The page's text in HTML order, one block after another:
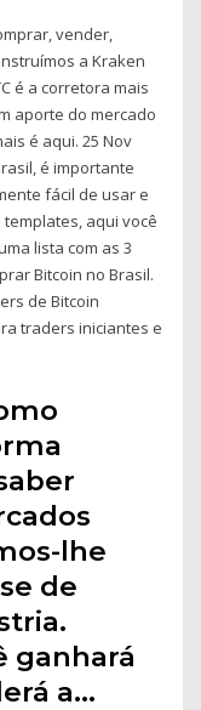
vender,
a Kraken
é a corretora mais
aporte do mercado
é aqui. 25 Nov
é importante
fácil de usar e
aqui você
lista com as 3
Bitcoin no Brasil.
de Bitcoin
traders iniciantes e
lhe
de
ganhará
a…